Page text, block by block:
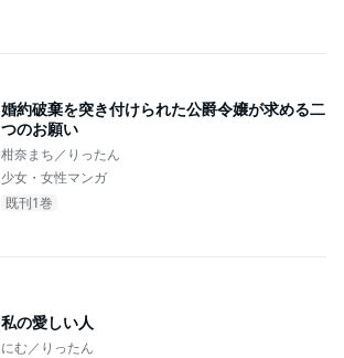
婚約破棄を突き付けられた公爵令嬢が求める二
つのお願い
柑奈まち／りったん
少女・女性マンガ
既刊1巻
私の愛しい人
にむ／りったん